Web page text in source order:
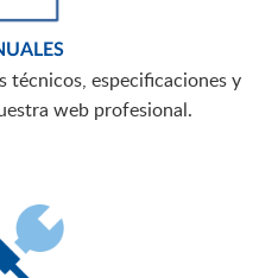
técnicos, especificaciones y
web profesional.